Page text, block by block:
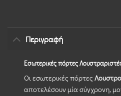
Περιγραφή
Εσωτερικές πόρτες
Οι εσωτερικές πόρτες
αποτελέσουν μία σύγχρονη,